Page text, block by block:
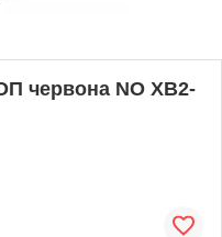
червона NO XB2-